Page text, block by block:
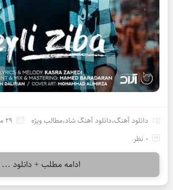
دانلود آهنگ،دانلود آهنگ شاد،مطالب ویژه 29 مهر 1400
0 نظر
ادامه مطلب + دانلود ...